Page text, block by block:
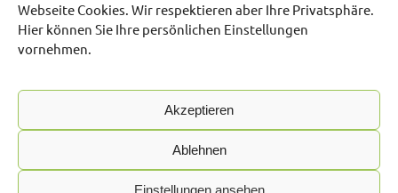
Webseite Cookies. Wir respektieren aber Ihre Privatsphäre.
Hier können Sie Ihre persönlichen Einstellungen
vornehmen.
Akzeptieren
Ablehnen
Einstellungen ansehen